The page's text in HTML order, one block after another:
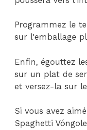
Programmez le
sur l'emballage
Enfin, égouttez
sur un plat de
et versez-la sur
Si vous avez
Spaghetti